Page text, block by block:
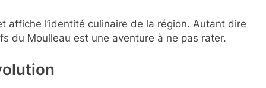
affiche l’identité culinaire de la région. Autant dire
du Moulleau est une aventure à ne pas rater.